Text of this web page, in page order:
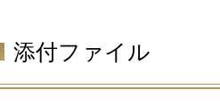
添付ファイル